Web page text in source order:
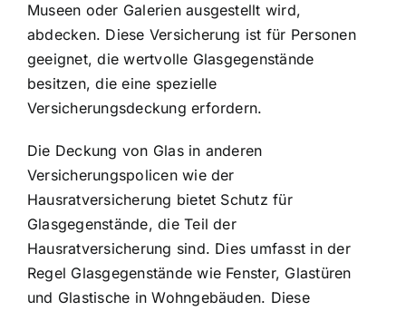
Museen oder Galerien ausgestellt wird,
abdecken. Diese Versicherung ist für Personen
geeignet, die wertvolle Glasgegenstände
besitzen, die eine spezielle
Versicherungsdeckung erfordern.
Die Deckung von Glas in anderen
Versicherungspolicen wie der
Hausratversicherung bietet Schutz für
Glasgegenstände, die Teil der
Hausratversicherung sind. Dies umfasst in der
Regel Glasgegenstände wie Fenster, Glastüren
und Glastische in Wohngebäuden. Diese